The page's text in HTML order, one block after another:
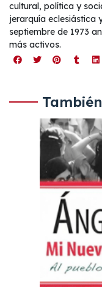
cultural, política y
jerarquía eclesiástica
septiembre de 1973
más activos.